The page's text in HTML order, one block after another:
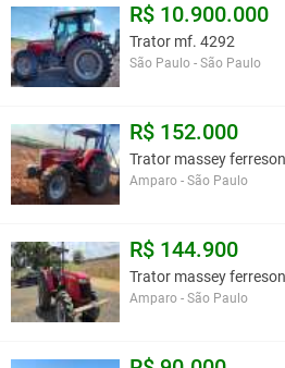
R$ 10.900.000
Trator mf. 4292
São Paulo - São Paulo
R$ 152.000
Trator massey
Amparo - São Paulo
R$ 144.900
Trator massey
Amparo - São Paulo